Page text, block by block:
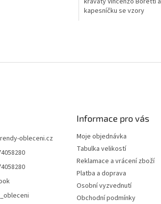
kapesníčku se vzory
obleceni.cz
Informace pro vás
Moje objednávka
Tabulka velikostí
Reklamace a vrácení zboží
Platba a doprava
Osobní vyzvednutí
Obchodní podmínky